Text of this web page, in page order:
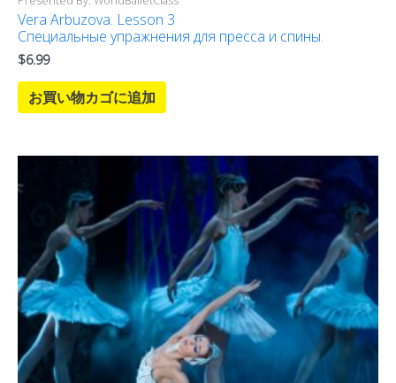
Vera Arbuzova. Lesson 3
Специальные упражнения для пресса и спины.
$6.99
お買い物カゴに追加